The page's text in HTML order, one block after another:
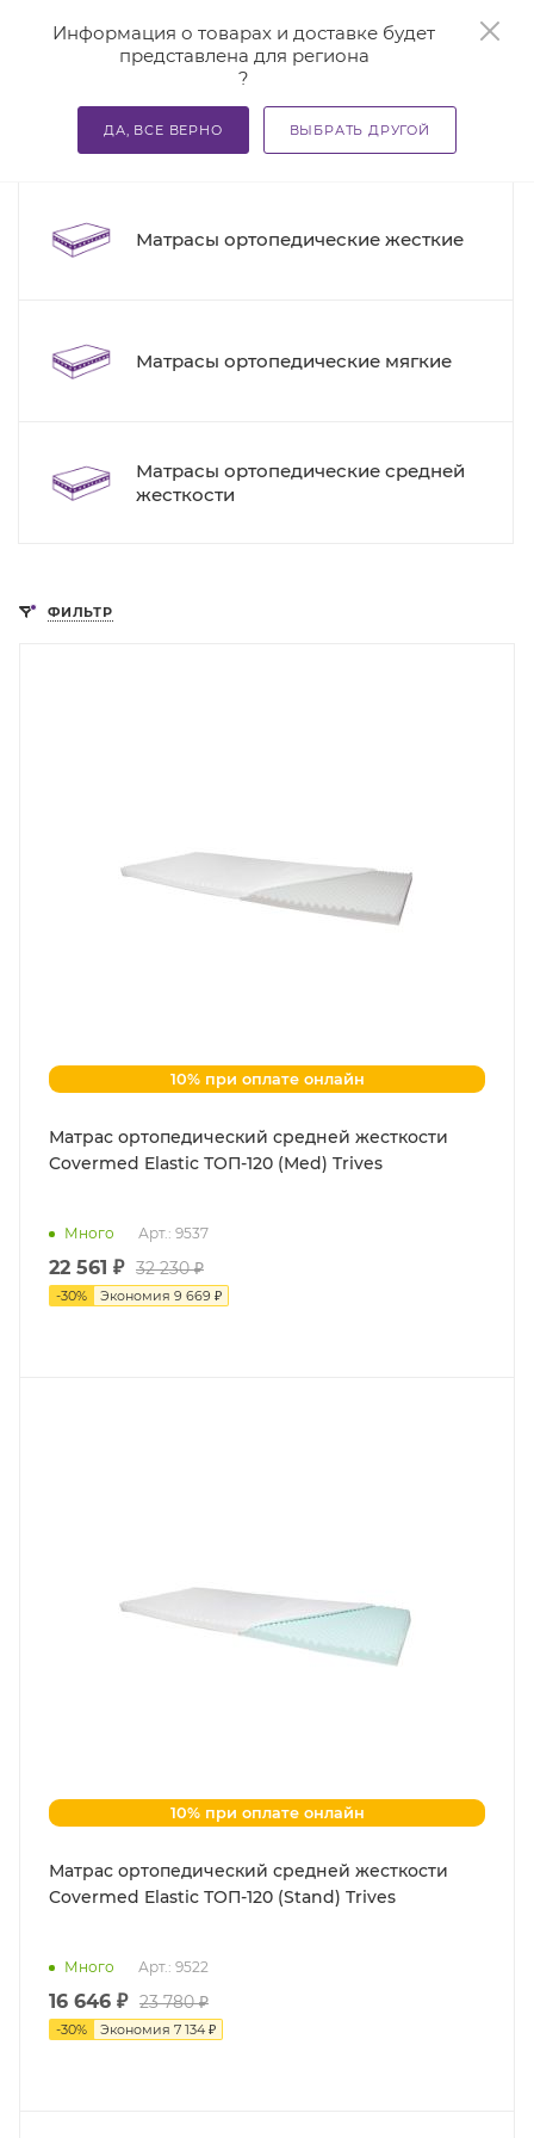
Информация о товарах и доставке будет
представлена для региона
?
ДА, ВСЕ ВЕРНО ВЫБРАТЬ ДРУГОЙ
Главная — Каталог — Матрасы ортопедические —
Матрасы ортопедические 160х200
Матрасы ортопедические жесткие
Матрасы ортопедические мягкие
Матрасы ортопедические средней
жесткости
ФИЛЬТР
10% при оплате онлайн
Матраc ортопедический средней жесткости
Covermed Elastic ТОП-120 (Med) Trives
Много Арт.: 9537
22 561 ₽ 32 230 ₽
-30% Экономия 9 669 ₽
10% при оплате онлайн
Матраc ортопедический средней жесткости
Covermed Elastic ТОП-120 (Stand) Trives
Много Арт.: 9522
16 646 ₽ 23 780 ₽
-30% Экономия 7 134 ₽